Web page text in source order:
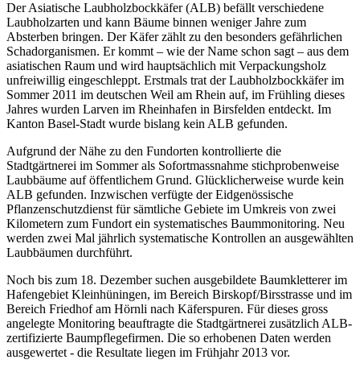
Der Asiatische Laubholzbockkäfer (ALB) befällt verschiedene
Laubholzarten und kann Bäume binnen weniger Jahre zum
Absterben bringen. Der Käfer zählt zu den besonders gefährlichen
Schadorganismen. Er kommt – wie der Name schon sagt – aus dem
asiatischen Raum und wird hauptsächlich mit Verpackungsholz
unfreiwillig eingeschleppt. Erstmals trat der Laubholzbockkäfer im
Sommer 2011 im deutschen Weil am Rhein auf, im Frühling dieses
Jahres wurden Larven im Rheinhafen in Birsfelden entdeckt. Im
Kanton Basel-Stadt wurde bislang kein ALB gefunden.
Aufgrund der Nähe zu den Fundorten kontrollierte die
Stadtgärtnerei im Sommer als Sofortmassnahme stichprobenweise
Laubbäume auf öffentlichem Grund. Glücklicherweise wurde kein
ALB gefunden. Inzwischen verfügte der Eidgenössische
Pflanzenschutzdienst für sämtliche Gebiete im Umkreis von zwei
Kilometern zum Fundort ein systematisches Baummonitoring. Neu
werden zwei Mal jährlich systematische Kontrollen an ausgewählten
Laubbäumen durchführt.
Noch bis zum 18. Dezember suchen ausgebildete Baumkletterer im
Hafengebiet Kleinhüningen, im Bereich Birskopf/Birsstrasse und im
Bereich Friedhof am Hörnli nach Käferspuren. Für dieses gross
angelegte Monitoring beauftragte die Stadtgärtnerei zusätzlich ALB-
zertifizierte Baumpflegefirmen. Die so erhobenen Daten werden
ausgewertet - die Resultate liegen im Frühjahr 2013 vor.